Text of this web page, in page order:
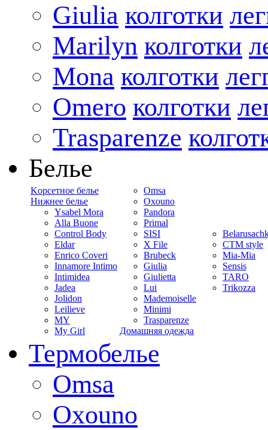
Giulia колготки
Marilyn колготки
Mona колготки
Omero колготки
Trasparenze
Белье
Kорсетное белье
Нижнее белье
Ysabel Mora
Alla Buone
Control Body
Eldar
Enrico Coveri
Innamore Intimo
Intimidea
Jadea
Jolidon
Leilieve
MY
My Girl
Omsa
Oxouno
Pandora
Primal
SISI
X File
Brubeck
Giulia
Giulietta
Lui
Mademoiselle
Minimi
Trasparenze
Домашняя одежда
CTM style
Mia-Mia
Sensis
TARO
Trikozza
Термобелье
Omsa
Oxouno